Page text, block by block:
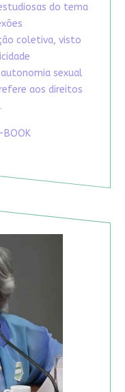
do tema
coletiva, visto
sexual
aos direitos
BOOK